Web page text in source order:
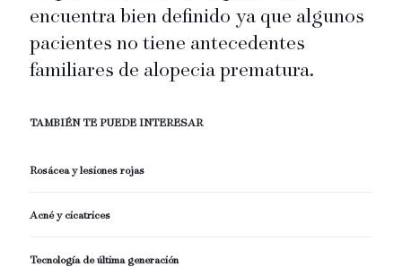
encuentra bien definido ya que algunos
pacientes no tiene antecedentes
familiares de alopecia prematura.
TAMBIÉN TE PUEDE INTERESAR
Rosácea y lesiones rojas
Acné y cicatrices
Tecnología de última generación